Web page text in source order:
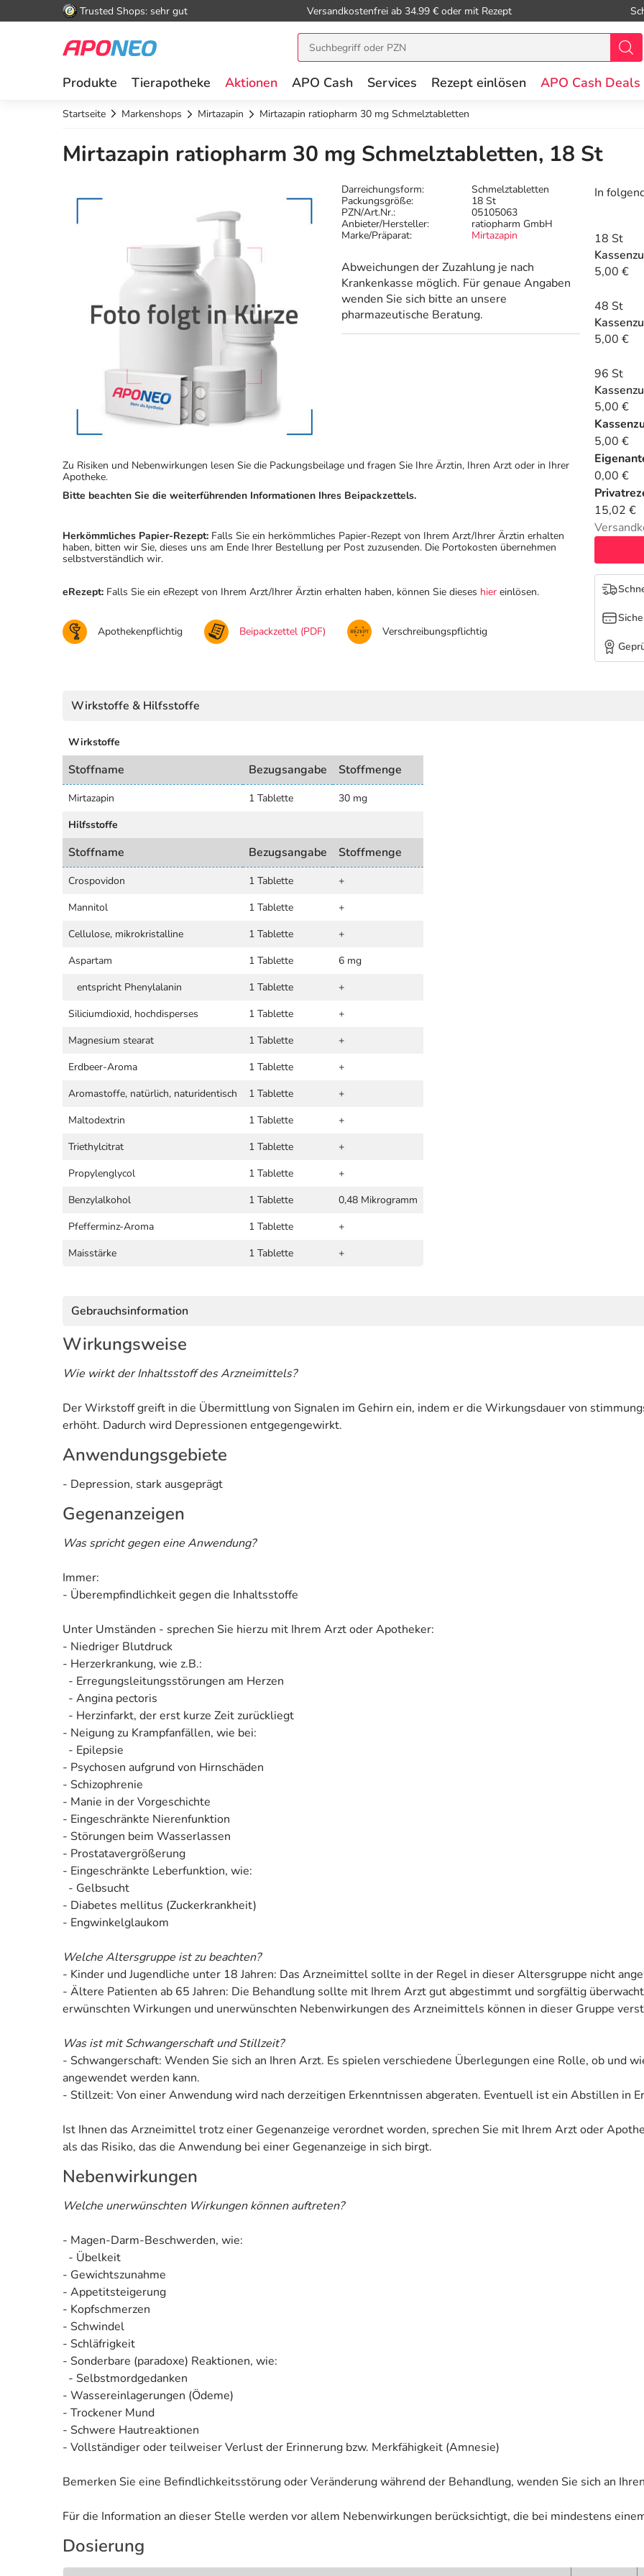
Trusted Shops: sehr gut Versandkostenfrei ab 34.99 € oder mit Rezept
Produkte Tierapotheke Aktionen APO Cash Services Rezept einlösen APO Cash Deals
Startseite Markenshops Mirtazapin Mirtazapin ratiopharm 30 mg Schmelztabletten
Mirtazapin ratiopharm 30 mg Schmelztabletten, 18 St
Darreichungsform:
Schmelztabletten
Packungsgröße:
18 St
PZN/Art.Nr.:
05105063
Anbieter/Hersteller:
ratiopharm GmbH
Marke/Präparat:
Mirtazapin
Abweichungen der Zuzahlung je nach
Krankenkasse möglich. Für genaue Angaben
wenden Sie sich bitte an unsere
pharmazeutische Beratung.
In
18 St
5,00 €
48 St
5,00 €
96 St
5,00 €
5,00 €
0,00 €
15,02 €
Zu Risiken und Nebenwirkungen lesen Sie die Packungsbeilage und fragen Sie Ihre Ärztin, Ihren Arzt oder in Ihrer
Apotheke.
Bitte beachten Sie die weiterführenden Informationen Ihres Beipackzettels.
Herkömmliches Papier-Rezept: Falls Sie ein herkömmliches Papier-Rezept von Ihrem Arzt/Ihrer Ärztin erhalten
haben, bitten wir Sie, dieses uns am Ende Ihrer Bestellung per Post zuzusenden. Die Portokosten übernehmen
selbstverständlich wir.
eRezept: Falls Sie ein eRezept von Ihrem Arzt/Ihrer Ärztin erhalten haben, können Sie dieses hier einlösen.
Apothekenpflichtig Beipackzettel (PDF) Verschreibungspflichtig
Wirkstoffe & Hilfsstoffe
Wirkstoffe
Stoffname Bezugsangabe Stoffmenge
Mirtazapin 1 Tablette
30 mg
Hilfsstoffe
Stoffname Bezugsangabe Stoffmenge
Crospovidon 1 Tablette
+
Mannitol
1 Tablette
+
Cellulose, mikrokristalline
1 Tablette
+
Aspartam
1 Tablette
6 mg
entspricht Phenylalanin
1 Tablette
+
Siliciumdioxid, hochdisperses
1 Tablette
+
Magnesium stearat
1 Tablette
+
Erdbeer-Aroma
1 Tablette
+
Aromastoffe, natürlich, naturidentisch
1 Tablette
+
Maltodextrin
1 Tablette
+
Triethylcitrat
1 Tablette
+
Propylenglycol
1 Tablette
+
Benzylalkohol
1 Tablette
0,48 Mikrogramm
Pfefferminz-Aroma
1 Tablette
+
Maisstärke
1 Tablette +
Gebrauchsinformation
Wirkungsweise
Wie wirkt der Inhaltsstoff des Arzneimittels?
Der Wirkstoff greift in die Übermittlung von Signalen im Gehirn ein, indem er die Wirkungsdauer von
erhöht. Dadurch wird Depressionen entgegengewirkt.
Anwendungsgebiete
- Depression, stark ausgeprägt
Gegenanzeigen
Was spricht gegen eine Anwendung?
Immer:
- Überempfindlichkeit gegen die Inhaltsstoffe
Unter Umständen - sprechen Sie hierzu mit Ihrem Arzt oder Apotheker:
- Niedriger Blutdruck
- Herzerkrankung, wie z.B.:
- Erregungsleitungsstörungen am Herzen
- Angina pectoris
- Herzinfarkt, der erst kurze Zeit zurückliegt
- Neigung zu Krampfanfällen, wie bei:
- Epilepsie
- Psychosen aufgrund von Hirnschäden
- Schizophrenie
- Manie in der Vorgeschichte
- Eingeschränkte Nierenfunktion
- Störungen beim Wasserlassen
- Prostatavergrößerung
- Eingeschränkte Leberfunktion, wie:
- Gelbsucht
- Diabetes mellitus (Zuckerkrankheit)
- Engwinkelglaukom
Welche Altersgruppe ist zu beachten?
- Kinder und Jugendliche unter 18 Jahren: Das Arzneimittel sollte in der Regel in dieser Altersgruppe nicht
- Ältere Patienten ab 65 Jahren: Die Behandlung sollte mit Ihrem Arzt gut abgestimmt und sorgfältig
erwünschten Wirkungen und unerwünschten Nebenwirkungen des Arzneimittels können in dieser Gruppe
Was ist mit Schwangerschaft und Stillzeit?
- Schwangerschaft: Wenden Sie sich an Ihren Arzt. Es spielen verschiedene Überlegungen eine Rolle, ob und
angewendet werden kann.
- Stillzeit: Von einer Anwendung wird nach derzeitigen Erkenntnissen abgeraten. Eventuell ist ein Abstillen in
Ist Ihnen das Arzneimittel trotz einer Gegenanzeige verordnet worden, sprechen Sie mit Ihrem Arzt oder
als das Risiko, das die Anwendung bei einer Gegenanzeige in sich birgt.
Nebenwirkungen
Welche unerwünschten Wirkungen können auftreten?
- Magen-Darm-Beschwerden, wie:
- Übelkeit
- Gewichtszunahme
- Appetitsteigerung
- Kopfschmerzen
- Schwindel
- Schläfrigkeit
- Sonderbare (paradoxe) Reaktionen, wie:
- Selbstmordgedanken
- Wassereinlagerungen (Ödeme)
- Trockener Mund
- Schwere Hautreaktionen
- Vollständiger oder teilweiser Verlust der Erinnerung bzw. Merkfähigkeit (Amnesie)
Bemerken Sie eine Befindlichkeitsstörung oder Veränderung während der Behandlung, wenden Sie sich an
Für die Information an dieser Stelle werden vor allem Nebenwirkungen berücksichtigt, die bei mindestens
Dosierung